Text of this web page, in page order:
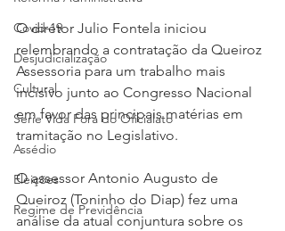
Covid-19
Desjudicialização
Cultural
Serie Vida Fora do Oficialato
Assédio
Eleições
Regime de Previdência
O diretor Julio Fontela iniciou
relembrando a contratação da Queiroz
Assessoria para um trabalho mais
incisivo junto ao Congresso Nacional
em favor das principais matérias em
tramitação no Legislativo.
O assessor Antonio Augusto de
Queiroz (Toninho do Diap) fez uma
análise da atual conjuntura sobre os